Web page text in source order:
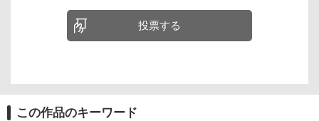
投票する
この作品のキーワード